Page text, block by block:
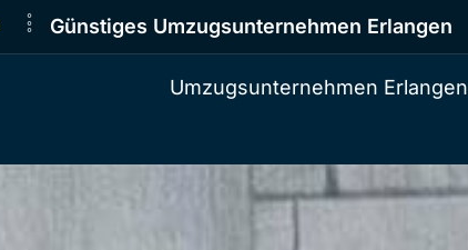
Günstiges Umzugsunternehmen Erlangen
Umzugsunternehmen Erlangen